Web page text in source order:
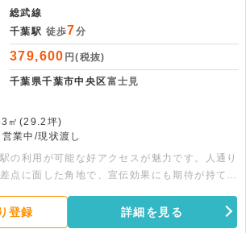
総武線
千葉駅 徒歩7分
379,600 円(税抜)
千葉県千葉市中央区富士見
㎡(29.2坪)
業中/現状渡し
の利用が可能な好アクセスが魅力です。人通り
点に面した角地で、宣伝効果にも期待が持てま
登録 詳細を見る